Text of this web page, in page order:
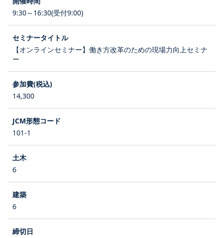
9:30～16:30(受付9:00)
【オンラインセミナー】働き方改革のための現場力向上セミナ
ー
14,300
101-1
6
6